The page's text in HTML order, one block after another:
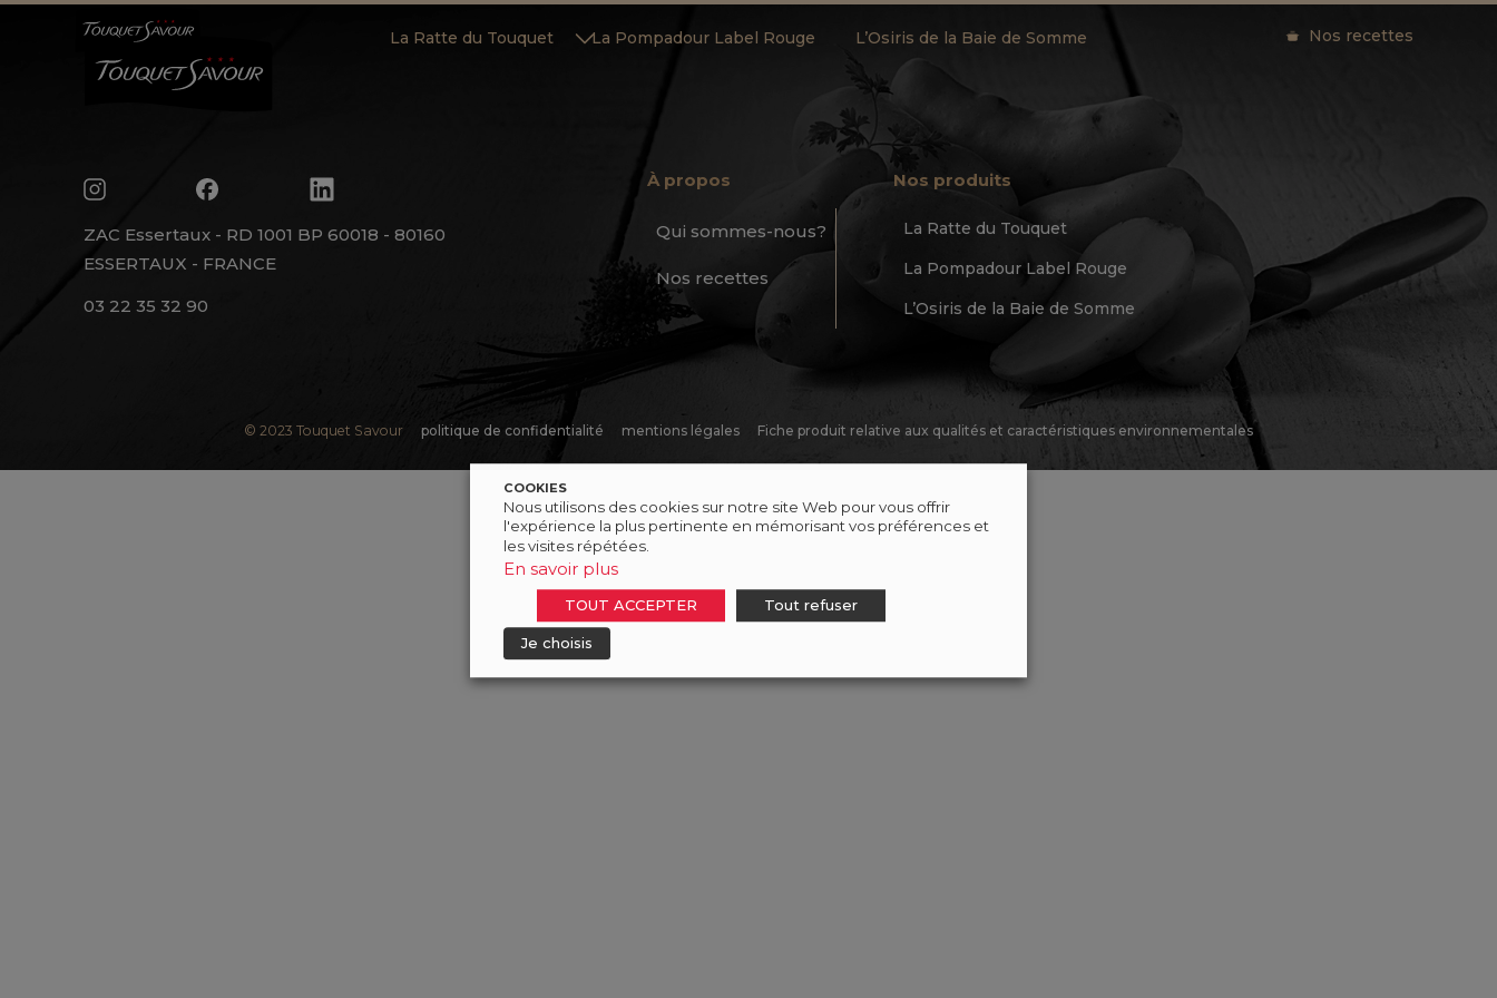
La Ratte du Touquet La Pompadour Label Rouge L’Osiris de la Baie de Somme Nos recettes
ZAC Essertaux - RD 1001 BP 60018 - 80160
ESSERTAUX - FRANCE
03 22 35 32 90
À propos
Qui sommes-nous?
Nos recettes
Nos produits
La Ratte du Touquet
La Pompadour Label Rouge
L’Osiris de la Baie de Somme
© 2023 Touquet Savour politique de confidentialité mentions légales Fiche produit relative aux qualités et caractéristiques environnementales
COOKIES
Nous utilisons des cookies sur notre site Web pour vous offrir
l'expérience la plus pertinente en mémorisant vos préférences et
les visites répétées.
En savoir plus
TOUT ACCEPTER Tout refuser
Je choisis